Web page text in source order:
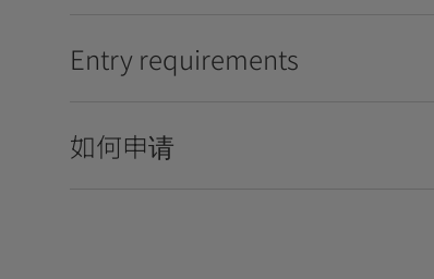
Entry requirements
如何申请